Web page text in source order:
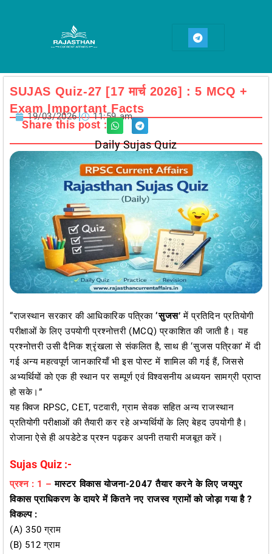
T
e
l
r
a
m
SUJAS Quiz-27 [17 मार्च 2026] : 5 MCQ +
Exam Important Facts
19/03/2026 11:59 am
Share this post :
Daily Sujas Quiz
“राजस्थान सरकार की आधिकारिक पत्रिका‘सुजस’ में प्रतिदिन प्रतियोगी
परीक्षाओं के लिए उपयोगी प्रश्नोत्तरी (MCQ) प्रकाशित की जाती है। यह
प्रश्नोत्तरी उसी दैनिक श्रृंखला से संकलित है, साथ ही ‘सुजस पत्रिका’ में दी
गई अन्य महत्वपूर्ण जानकारियाँ भी इस पोस्ट में शामिल की गई हैं, जिससे
अभ्यर्थियों को एक ही स्थान पर सम्पूर्ण एवं विश्वसनीय अध्ययन सामग्री प्राप्त
हो सके।”
यह क्विज RPSC, CET, पटवारी, ग्राम सेवक सहित अन्य राजस्थान
प्रतियोगी परीक्षाओं की तैयारी कर रहे अभ्यर्थियों के लिए बेहद उपयोगी है।
रोजाना ऐसे ही अपडेटेड प्रश्न पढ़कर अपनी तयारी मजबूत करें।
Sujas Quiz :-
प्रश्न : 1 – मास्टर विकास योजना-2047 तैयार करने के लिए जयपुर
विकास प्राधिकरण के दायरे में कितने नए राजस्व ग्रामों को जोड़ा गया है ?
विकल्प :
(a) 350 ग्राम
(b) 512 ग्राम